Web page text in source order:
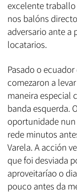
excelente
nos balóns
adversario ante a
locatarios.
Pasado o
comezaron a
maneira especial
banda esquerda.
oportunidade
rede minutos
Varela. A acción
que foi desviada
aproveitaríao o
pouco antes da